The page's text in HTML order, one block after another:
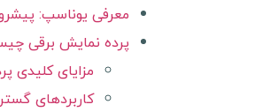
معرفی یوناسپ:
پرده نمایش برقی
مزایای کلیدی
کاربردهای